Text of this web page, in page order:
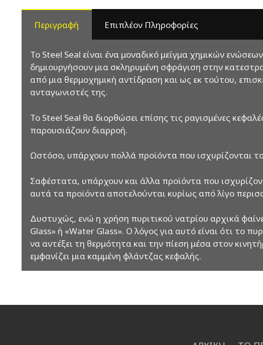
Περιγραφή Επιπλέον Πληροφορίες
Το Steel Seal είναι ένα μοναδικό μείγμα χημικών
δημιουργήσουν μια σκληρυμένη σφράγιση στην
από μια θερμοχημική αντίδραση και ως εκ τούτου,
ανταγωνιστές της.
Το Steel Seal θα διορθώσει επίσης τις ραγισμένες
παρουσιάζουν διαρροή.
Ωστόσο, υπάρχουν πολλά προϊόντα που ισχυρίζονται
Σαφέστατα, υπάρχουν και άλλα προϊόντα που
αυτά τα προϊόντα αποτελούνται κυρίως από λίγο
Δυστυχώς, ενώ η χρήση πυριτικού νατρίου αρχικά
Glass» ή «Water Glass». Ο λόγος για αυτό είναι ότι το
να αντέξει τη θερμότητα και την πίεση μέσα στον
εμφανίζει μια καμμένη φλάντζας κεφαλής.